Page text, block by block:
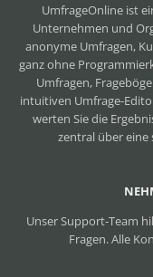
UmfrageOnline ist
Unternehmen und
anonyme Umfragen,
ganz ohne
Umfragen,
intuitiven Umfrage-
werten Sie die
zentral über eine
Unser Support-Team
Fragen. Alle